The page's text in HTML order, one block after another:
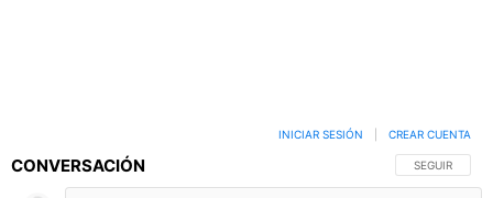
CONVERSACIÓN SIGA ESTA
SEGUIR
INICIAR SESIÓN CREAR CUENTA